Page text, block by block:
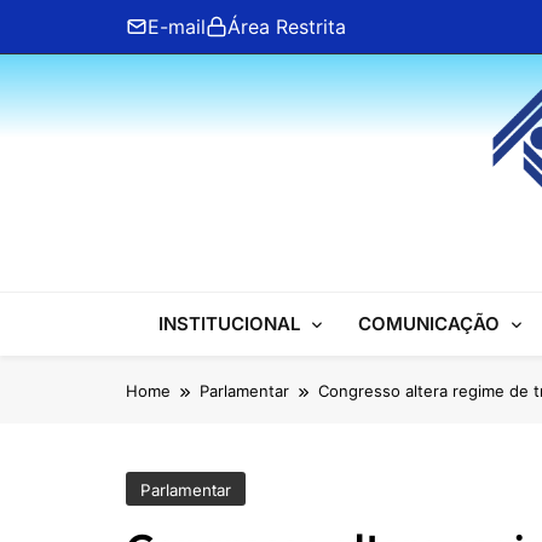
content
E-mail Área Restrita
ANFIP Nacional
INSTITUCIONAL COMUNICAÇÃO
Home Parlamentar Congresso altera regime de
Parlamentar